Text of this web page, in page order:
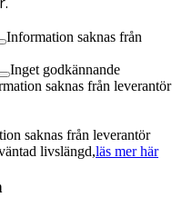
Information saknas från
Inget godkännande
saknas från leverantör
saknas från leverantör
livslängd,läs mer här